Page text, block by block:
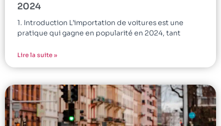
2024
1. Introduction L’importation de voitures est une
pratique qui gagne en popularité en 2024, tant
Lire la suite »